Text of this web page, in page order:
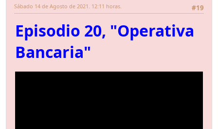
#19
Sábado 14 de Agosto de 2021. 12:11 horas.
Episodio 20, "Operativa
Bancaria"